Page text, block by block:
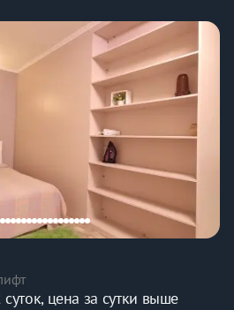
цена за сутки выше